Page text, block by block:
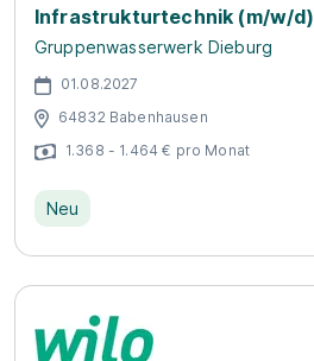
Infrastrukturtechnik (m/w/d)
Gruppenwasserwerk Dieburg
01.08.2027
64832 Babenhausen
1.368 - 1.464 € pro Monat
Neu